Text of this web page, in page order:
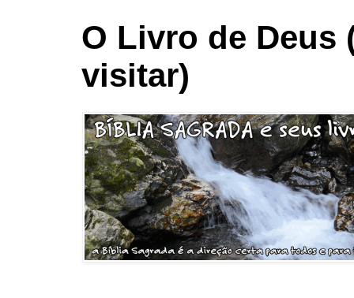
O Livro de Deus
visitar)